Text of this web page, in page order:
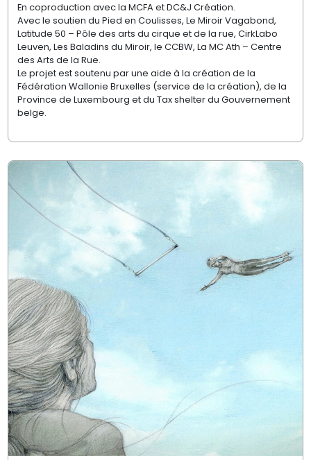
En coproduction avec la MCFA et DC&J Création.
Avec le soutien du Pied en Coulisses, Le Miroir Vagabond,
Latitude 50 – Pôle des arts du cirque et de la rue, CirkLabo
Leuven, Les Baladins du Miroir, le CCBW, La MC Ath – Centre
des Arts de la Rue.
Le projet est soutenu par une aide à la création de la
Fédération Wallonie Bruxelles (service de la création), de la
Province de Luxembourg et du Tax shelter du Gouvernement
belge.